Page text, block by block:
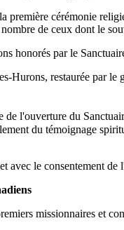
première cérémonie
de ceux dont le
honorés par le
Hurons, restaurée par
de l'ouverture du
du témoignage
avec le consentement
missionnaires et